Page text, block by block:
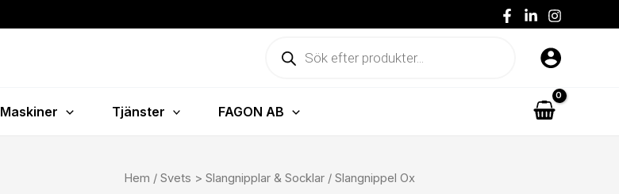
Maskiner Tjänster FAGON AB
Hem / Svets > Slangnipplar & Socklar / Slangnippel Ox
Slangnippel